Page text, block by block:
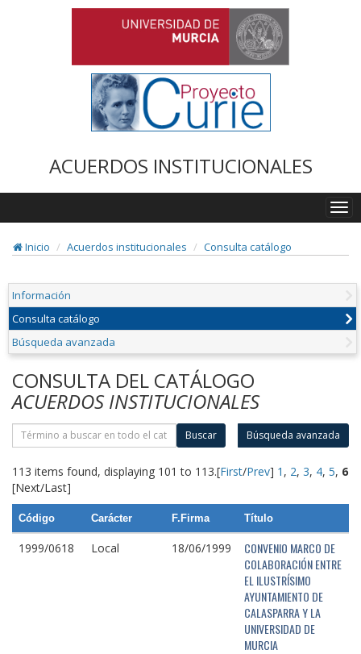
ACUERDOS INSTITUCIONALES
Inicio
Acuerdos institucionales Consulta catálogo
Información
Consulta catálogo
Búsqueda avanzada
CONSULTA DEL CATÁLOGO
ACUERDOS INSTITUCIONALES
Buscar Búsqueda avanzada
113 items found, displaying 101 to 113.[First/Prev] 1 , 2, 3, 4, 5, 6
[Next/Last]
Código Carácter F.Firma Título
1999/0618 Local 18/06/1999
CONVENIO MARCO DE
COLABORACIÓN ENTRE
EL ILUSTRÍSIMO
AYUNTAMIENTO DE
CALASPARRA Y LA
UNIVERSIDAD DE
MURCIA